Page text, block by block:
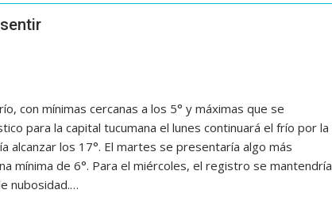
con mínimas cercanas a los 5° y máximas que se
para la capital tucumana el lunes continuará el frío por la
alcanzar los 17°. El martes se presentaría algo más
mínima de 6°. Para el miércoles, el registro se mantendría
nubosidad.…